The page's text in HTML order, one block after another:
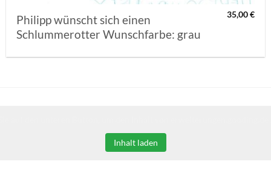
Philipp wünscht sich einen
Schlummerotter Wunschfarbe: grau
35,00€
Inhalt laden